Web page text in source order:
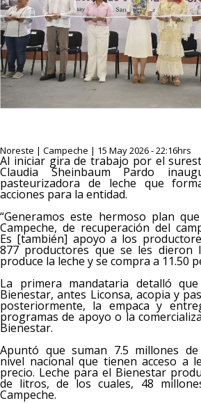
Noreste | Campeche | 15 May 2026 - 22:16hrs
Al iniciar gira de trabajo por el
Claudia Sheinbaum Pardo
pasteurizadora de leche que
acciones para la entidad.
“Generamos este hermoso plan
Campeche, de recuperación del
Es [también] apoyo a los
877 productores que se les dieron
produce la leche y se compra a 11.50
La primera mandataria detalló
Bienestar, antes Liconsa, acopia y
posteriormente, la empaca y
programas de apoyo o la
Bienestar.
Apuntó que suman 7.5 millones
nivel nacional que tienen acceso a
precio. Leche para el Bienestar
de litros, de los cuales, 48
Campeche.